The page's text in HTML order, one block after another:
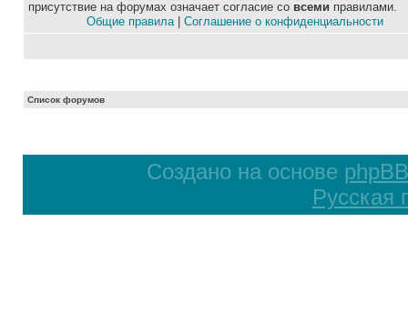
присутствие на форумах означает согласие со всеми правилами.
Общие правила| Соглашение о конфиденциальности
Список форумов
Создано на основе phpBB
Русская